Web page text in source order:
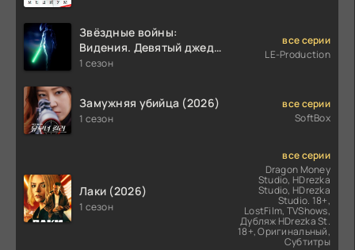
Звёздные войны:
Видения. Девятый джедай
(2026)
1 сезон
все серии
LE-Production
Замужняя убийца (2026)
1 сезон
все серии
SoftBox
Лаки (2026)
1 сезон
все серии
Dragon Money
Studio, HDrezka
Studio, HDrezka
Studio. 18+,
LostFilm, TVShows,
Дубляж HDrezka St.
18+, Оригинальный,
Субтитры